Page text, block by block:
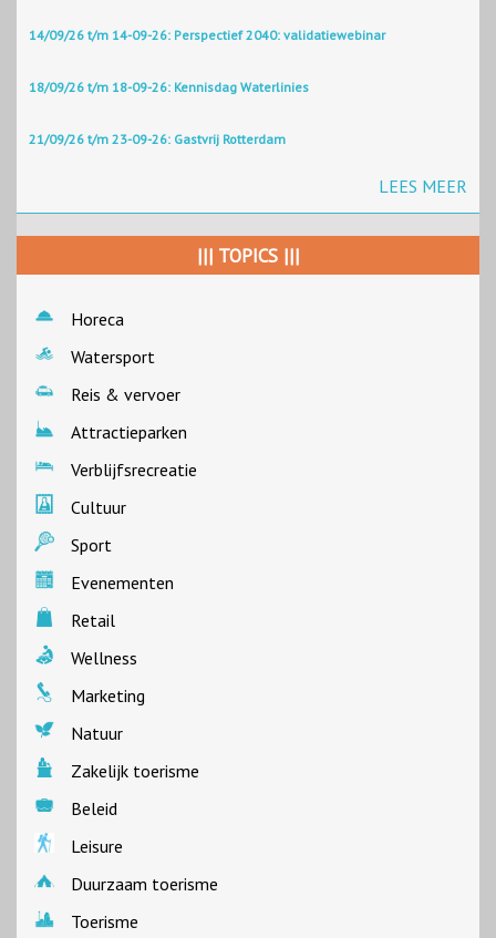
14/09/26 t/m 14-09-26: Perspectief 2040: validatiewebinar
18/09/26 t/m 18-09-26: Kennisdag Waterlinies
21/09/26 t/m 23-09-26: Gastvrij Rotterdam
LEES MEER
||| TOPICS |||
Horeca
Watersport
Reis & vervoer
Attractieparken
Verblijfsrecreatie
Cultuur
Sport
Evenementen
Retail
Wellness
Marketing
Natuur
Zakelijk toerisme
Beleid
Leisure
Duurzaam toerisme
Toerisme